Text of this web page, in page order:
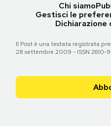
Chi siamo
Gestisci le
Dichiarazione
Il Post è una testata registrata
28 settembre 2009 - ISSN 2610-